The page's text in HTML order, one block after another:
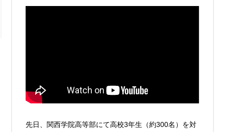
先日、関西学院高等部にて高校3年生（約300名）を対